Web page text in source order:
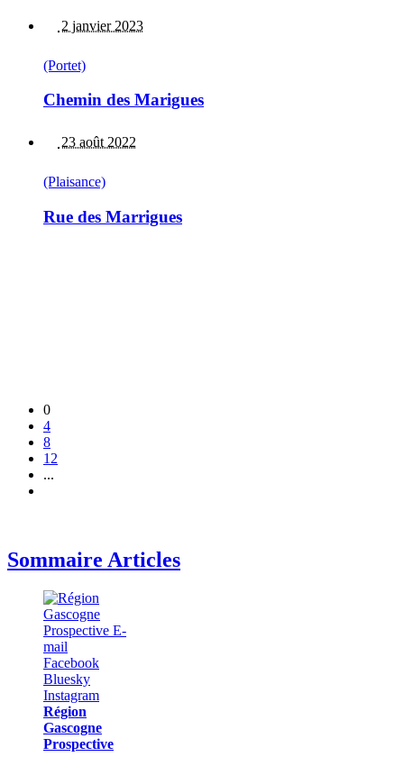
2 janvier 2023
(Portet)
Chemin des Marigues
23 août 2022
(Plaisance)
Rue des Marrigues
0
4
8
12
...
Sommaire Articles
Région
Gascogne
Prospective